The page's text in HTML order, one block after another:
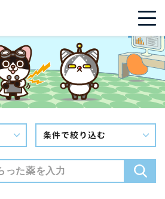
条件で絞り込む